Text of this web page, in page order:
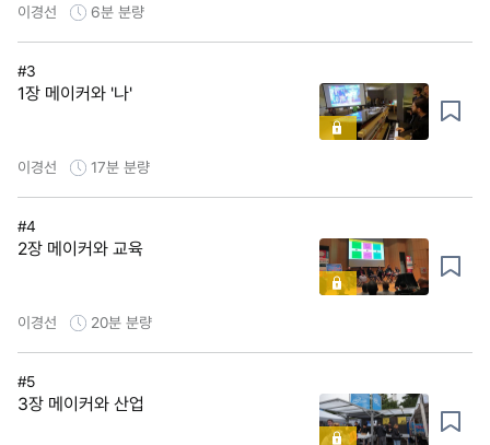
이경선 6분 분량
#3
1장 메이커와 '나'
이경선 17분 분량
#4
2장 메이커와 교육
이경선 20분 분량
#5
3장 메이커와 산업